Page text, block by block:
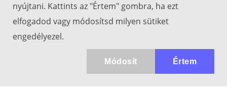
nyújtani. Kattints az "Értem" gombra, ha ezt
elfogadod vagy módosítsd milyen sütiket
engedélyezel.
Értem
Módosít